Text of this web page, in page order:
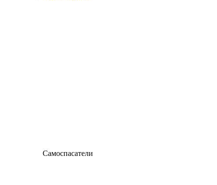
Самоспасатели